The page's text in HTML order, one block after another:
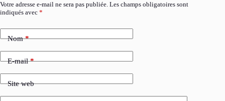
Votre adresse e-mail ne sera pas publiée. Les champs obligatoires sont
indiqués avec *
Nom*
E-mail*
Site web